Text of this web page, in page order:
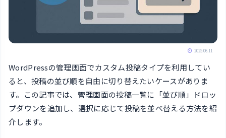
2025.06.11
WordPressの管理画面でカスタム投稿タイプを利用してい
ると、投稿の並び順を自由に切り替えたいケースがありま
す。この記事では、管理画面の投稿一覧に「並び順」ドロッ
プダウンを追加し、選択に応じて投稿を並べ替える方法を紹
介します。